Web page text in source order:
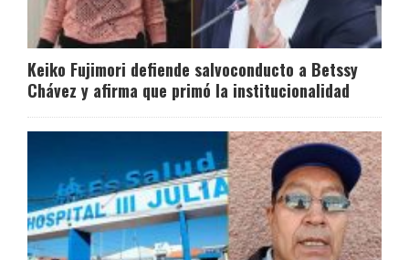
Keiko Fujimori defiende salvoconducto a Betssy
Chávez y afirma que primó la institucionalidad